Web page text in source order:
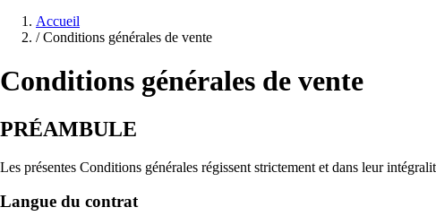
Accueil
/ Conditions générales de vente
Conditions générales de vente
PRÉAMBULE
Les présentes Conditions générales régissent strictement et dans leur
Langue du contrat